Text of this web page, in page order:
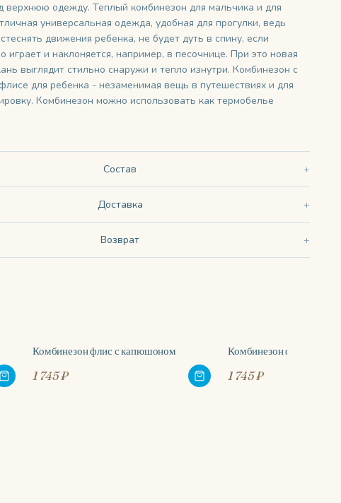
верхнюю одежду. Теплый комбинезон для мальчика и для
универсальная одежда, удобная для прогулки, ведь
движения ребенка, не будет дуть в спину, если
играет и наклоняется, например, в песочнице. При это новая
выглядит стильно снаружи и тепло изнутри. Комбинезон с
для ребенка - незаменимая вещь в путешествиях и для
Комбинезон можно использовать как термобелье
Состав
Доставка
Возврат
Комбинезон флис с капюшоном
1 745 ₽
Комбинезон флис с
1 745 ₽